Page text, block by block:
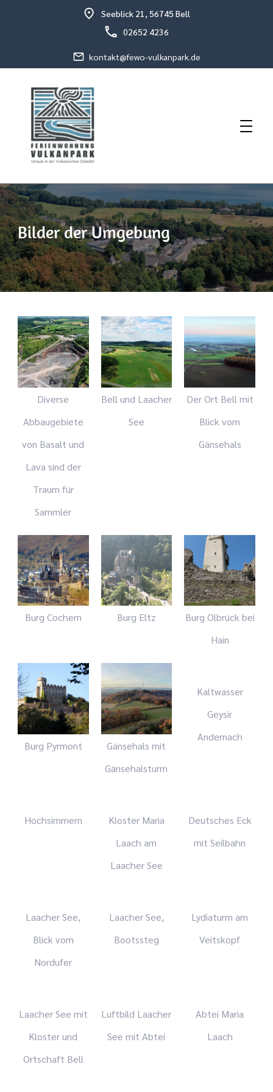
Seeblick 21, 56745 Bell
02652 4236
kontakt@fewo-vulkanpark.de
Fewo Vulkanpark
Bilder der Umgebung
Diverse
Abbaugebiete
von Basalt und
Lava sind der
Traum für
Sammler
Bell und Laacher
See
Der Ort Bell mit
Blick vom
Gänsehals
Burg Cochem Burg Eltz
Burg Olbrück bei
Hain
Burg Pyrmont
Gänsehals mit
Gänsehalsturm
Kaltwasser
Geysir
Andernach
Hochsimmern
Kloster Maria
Laach am
Laacher See
Deutsches Eck
mit Seilbahn
Laacher See,
Blick vom
Nordufer
Laacher See,
Bootssteg
Lydiaturm am
Veitskopf
Laacher See mit
Kloster und
Ortschaft Bell
Luftbild Laacher
See mit Abtei
Abtei Maria
Laach